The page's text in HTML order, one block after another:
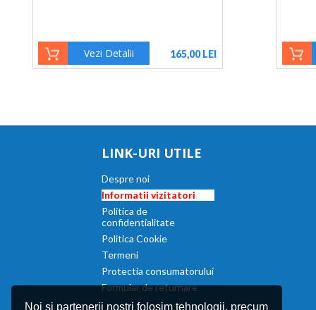
Noi si partenerii nostri folosim tehnologii, precum
Vezi Detalii 165,00 LEI
LINK-URI UTILE
Despre noi
Informatii vizitatori
Politica de
confidentialitate
Politica Cookie
Termeni
Protectia consumatorului
Formular de returnare